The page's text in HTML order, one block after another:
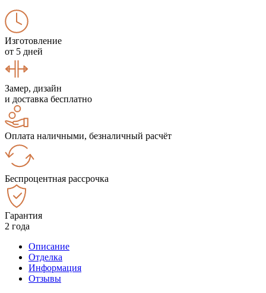
Изготовление
от 5 дней
Замер, дизайн
и доставка бесплатно
Оплата наличными, безналичный расчёт
Беспроцентная рассрочка
Гарантия
2 года
Описание
Отделка
Информация
Отзывы